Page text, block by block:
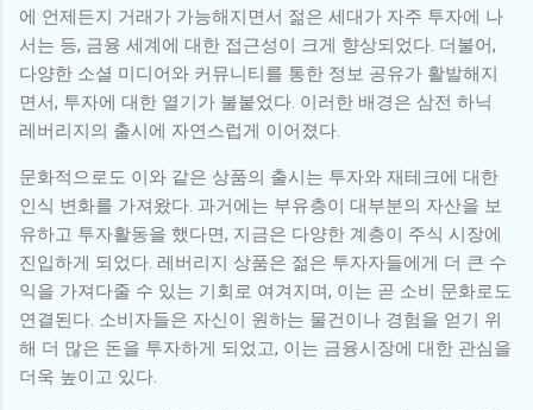
에 언제든지 거래가 가능해지면서 젊은 세대가 자주 투자에 나
서는 등, 금융 세계에 대한 접근성이 크게 향상되었다. 더불어,
다양한 소셜 미디어와 커뮤니티를 통한 정보 공유가 활발해지
면서, 투자에 대한 열기가 불붙었다. 이러한 배경은 삼전 하닉
레버리지의 출시에 자연스럽게 이어졌다.
문화적으로도 이와 같은 상품의 출시는 투자와 재테크에 대한
인식 변화를 가져왔다. 과거에는 부유층이 대부분의 자산을 보
유하고 투자활동을 했다면, 지금은 다양한 계층이 주식 시장에
진입하게 되었다. 레버리지 상품은 젊은 투자자들에게 더 큰 수
익을 가져다줄 수 있는 기회로 여겨지며, 이는 곧 소비 문화로도
연결된다. 소비자들은 자신이 원하는 물건이나 경험을 얻기 위
해 더 많은 돈을 투자하게 되었고, 이는 금융시장에 대한 관심을
더욱 높이고 있다.